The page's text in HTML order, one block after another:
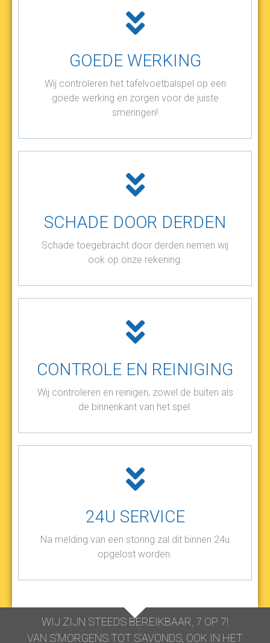
GOEDE WERKING
Wij controleren het tafelvoetbalspel op een
goede werking en zorgen voor de juiste
smeringen!
SCHADE DOOR DERDEN
Schade toegebracht door derden nemen wij
ook op onze rekening.
CONTROLE EN REINIGING
Wij controleren en reinigen, zowel de buiten als
de binnenkant van het spel.
24U SERVICE
Na melding van een storing zal dit binnen 24u
opgelost worden.
WIJ ZIJN STEEDS BEREIKBAAR, 7 OP 7!
VAN S’MORGENS TOT S’AVONDS, OOK IN HET